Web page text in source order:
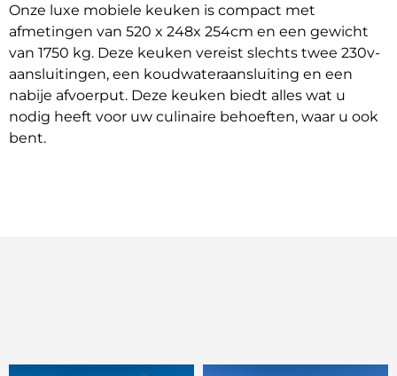
Onze luxe mobiele keuken is compact met
afmetingen van 520 x 248x 254cm en een gewicht
van 1750 kg. Deze keuken vereist slechts twee 230v-
aansluitingen, een koudwateraansluiting en een
nabije afvoerput. Deze keuken biedt alles wat u
nodig heeft voor uw culinaire behoeften, waar u ook
bent.